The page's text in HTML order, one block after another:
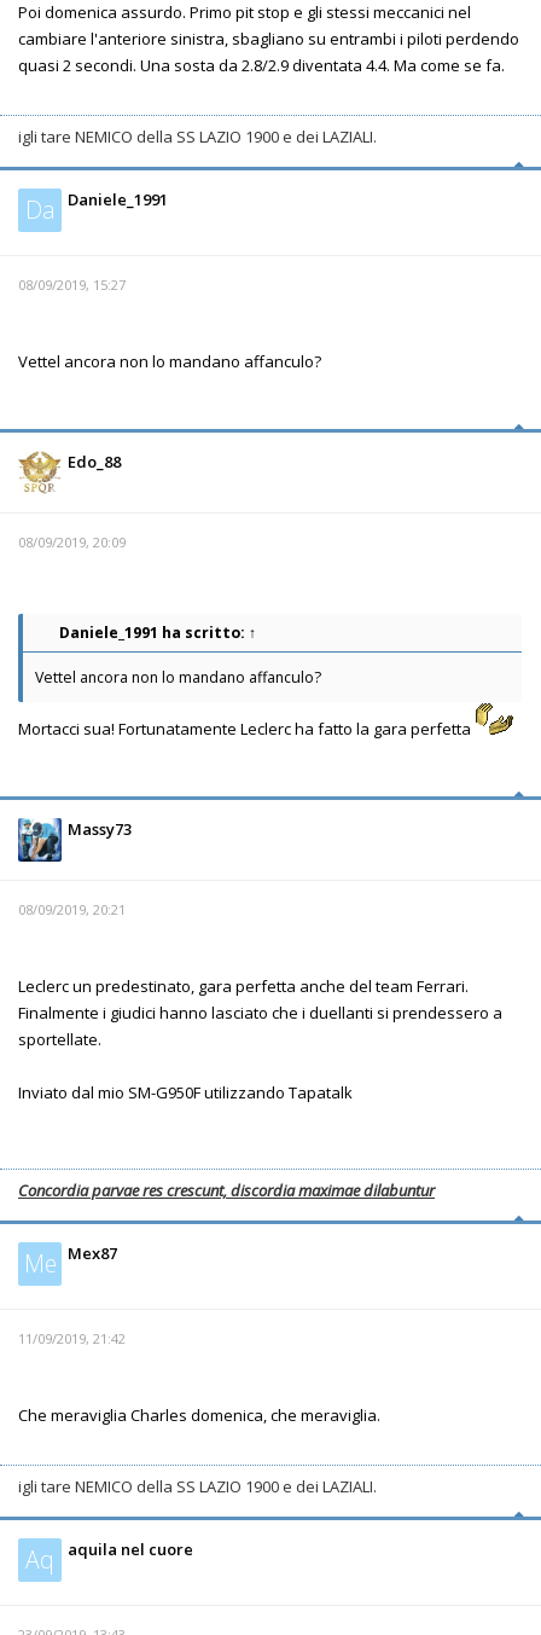
Poi domenica assurdo. Primo pit stop e gli stessi meccanici nel
cambiare l'anteriore sinistra, sbagliano su entrambi i piloti perdendo
quasi 2 secondi. Una sosta da 2.8/2.9 diventata 4.4. Ma come se fa.
igli tare NEMICO della SS LAZIO 1900 e dei LAZIALI.
Da Daniele_1991
08/09/2019, 15:27
Vettel ancora non lo mandano affanculo?
Edo_88
08/09/2019, 20:09
Daniele_1991 ha scritto: ↑
Vettel ancora non lo mandano affanculo?
Mortacci sua! Fortunatamente Leclerc ha fatto la gara perfetta
Massy73
08/09/2019, 20:21
Leclerc un predestinato, gara perfetta anche del team Ferrari.
Finalmente i giudici hanno lasciato che i duellanti si prendessero a
sportellate.
Inviato dal mio SM-G950F utilizzando Tapatalk
Concordia parvae res crescunt, discordia maximae dilabuntur
Me Mex87
11/09/2019, 21:42
Che meraviglia Charles domenica, che meraviglia.
igli tare NEMICO della SS LAZIO 1900 e dei LAZIALI.
Aq aquila nel cuore